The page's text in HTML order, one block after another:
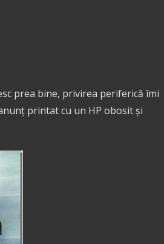
prea bine, privirea periferică îmi
printat cu un HP obosit și